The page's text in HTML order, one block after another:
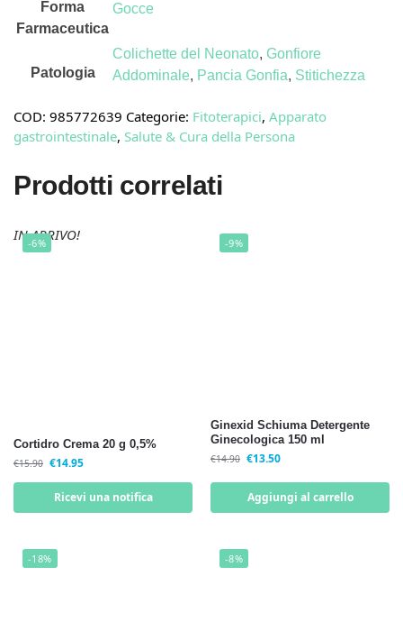
Forma
Farmaceutica
Gocce
Patologia
Colichette del Neonato, Gonfiore
Addominale, Pancia Gonfia, Stitichezza
COD: 985772639 Categorie: Fitoterapici, Apparato
gastrointestinale, Salute & Cura della Persona
Prodotti correlati
-6%
IN ARRIVO!
Cortidro Crema 20 g 0,5%
€15.90 €14.95
Ricevi una notifica
-9%
Ginexid Schiuma Detergente
Ginecologica 150 ml
€14.90 €13.50
Aggiungi al carrello
-18% -8%